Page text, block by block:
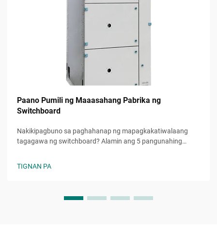
Paano Pumili ng Maaasahang Pabrika ng
Switchboard
Nakikipagbuno sa paghahanap ng mapagkakatiwalaang
tagagawa ng switchboard? Alamin ang 5 pangunahing
TIGNAN PA